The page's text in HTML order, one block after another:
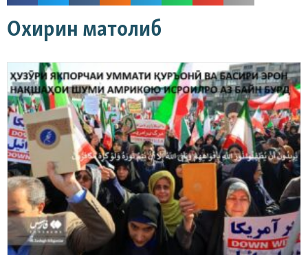
Охирин матолиб